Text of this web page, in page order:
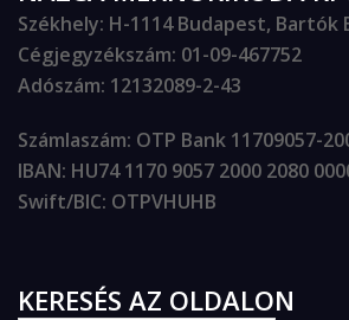
Székhely: H-1114 Budapest, Bartók
Cégjegyzékszám: 01-09-467752
Adószám: 12132089-2-43
Számlaszám: OTP Bank 11709057-
IBAN: HU74 1170 9057 2000 2080
Swift/BIC: OTPVHUHB
KERESÉS AZ OLDALON